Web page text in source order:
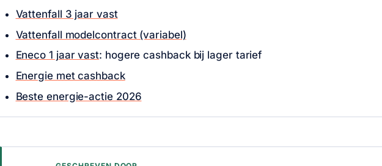
Vattenfall 3 jaar vast
Vattenfall modelcontract (variabel)
Eneco 1 jaar vast: hogere cashback bij lager tarief
Energie met cashback
Beste energie-actie 2026